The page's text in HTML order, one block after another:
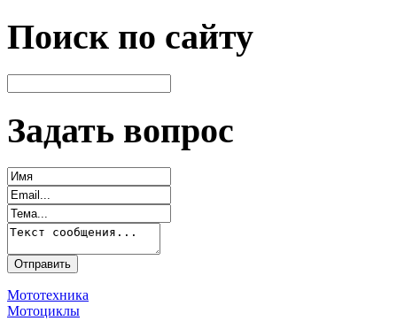
Поиск по сайту
Задать вопрос
Мототехника
Мотоциклы